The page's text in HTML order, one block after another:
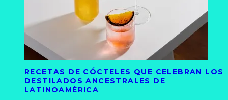
RECETAS DE CÓCTELES QUE CELEBRAN LOS
DESTILADOS ANCESTRALES DE
LATINOAMÉRICA